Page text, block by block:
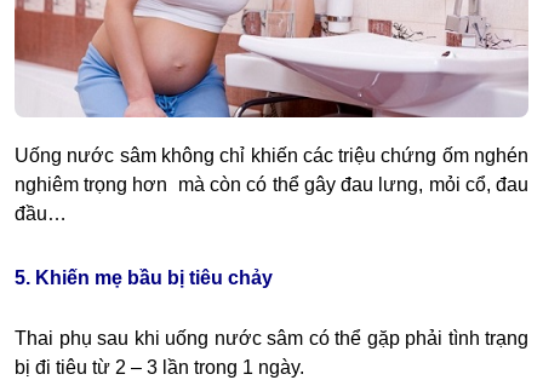
Uống nước sâm không chỉ khiến các triệu chứng ốm nghén
nghiêm trọng hơn mà còn có thể gây đau lưng, mỏi cổ, đau
đầu…
5. Khiến mẹ bầu bị tiêu chảy
Thai phụ sau khi uống nước sâm có thể gặp phải tình trạng
bị đi tiêu từ 2 – 3 lần trong 1 ngày.